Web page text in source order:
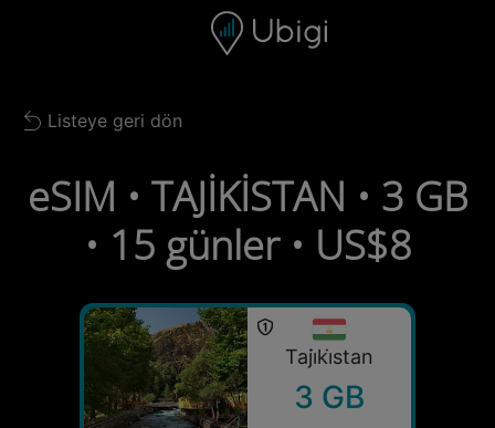
Gezinme çubuğu Alt bilgi
Back to list
Listeye geri dön
eSIM • TAJİKİSTAN • 3 GB
• 15 günler • US$8
Taji̇ki̇stan
3 GB